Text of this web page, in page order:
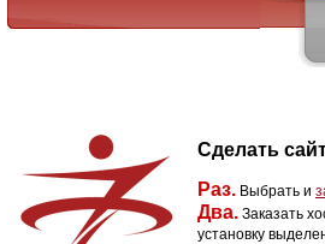
Сделать
Раз. Выбрать и
Два. Заказать
установку